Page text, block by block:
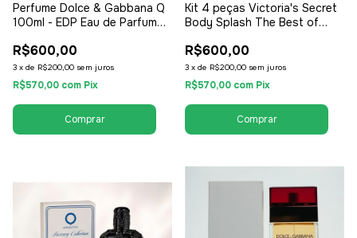
Perfume Dolce & Gabbana Q
100ml - EDP Eau de Parfum
R$600,00
3 x de R$200,00 sem juros
R$570,00 com Pix
Kit 4 peças Victoria's Secret
Body Splash The Best of
R$600,00
3 x de R$200,00 sem juros
R$570,00 com Pix